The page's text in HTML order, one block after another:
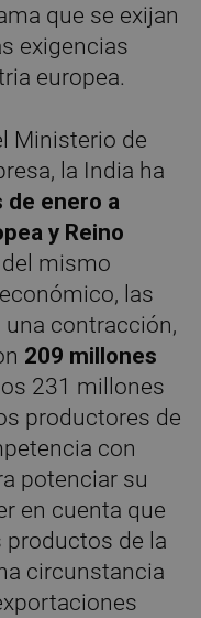
que se exijan
exigencias
europea.
Ministerio de
la India ha
de enero a
y Reino
mismo
las
contracción,
209 millones
231 millones
productores de
con
potenciar su
en cuenta que
productos de la
circunstancia